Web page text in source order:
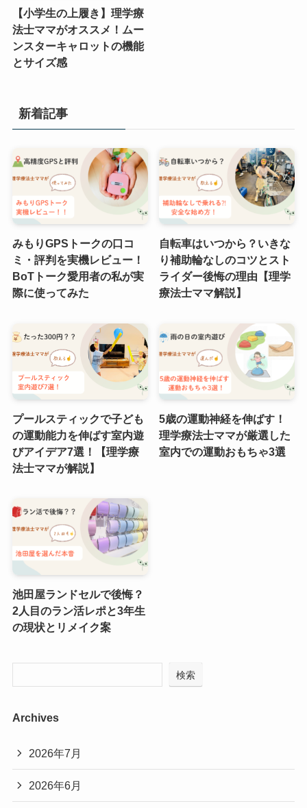
【小学生の上履き】理学療
法士ママがオススメ！ムー
ンスターキャロットの機能
とサイズ感
新着記事
みもりGPSトークの口コ
ミ・評判を実機レビュー！
BoTトーク愛用者の私が実
際に使ってみた
自転車はいつから？いきな
り補助輪なしのコツとスト
ライダー後悔の理由【理学
療法士ママ解説】
プールスティックで子ども
の運動能力を伸ばす室内遊
びアイデア7選！【理学療
法士ママが解説】
5歳の運動神経を伸ばす！
理学療法士ママが厳選した
室内での運動おもちゃ3選
池田屋ランドセルで後悔？
2人目のラン活レポと3年生
の現状とリメイク案
検索
Archives
2026年7月
2026年6月